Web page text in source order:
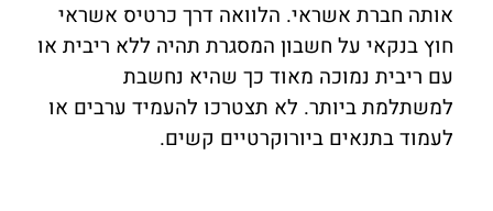
אותה חברת אשראי. הלוואה דרך כרטיס אשראי
חוץ בנקאי על חשבון המסגרת תהיה ללא ריבית או
עם ריבית נמוכה מאוד כך שהיא נחשבת
למשתלמת ביותר. לא תצטרכו להעמיד ערבים או
לעמוד בתנאים ביורוקרטיים קשים.